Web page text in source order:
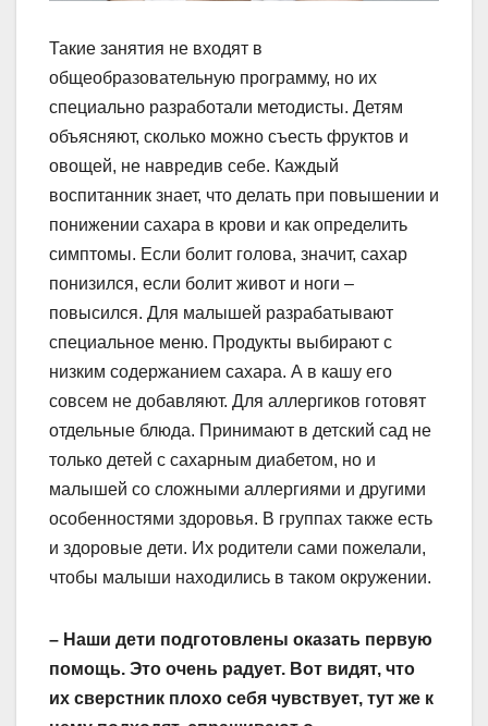
Такие занятия не входят в
общеобразовательную программу, но их
специально разработали методисты. Детям
объясняют, сколько можно съесть фруктов и
овощей, не навредив себе. Каждый
воспитанник знает, что делать при повышении и
понижении сахара в крови и как определить
симптомы. Если болит голова, значит, сахар
понизился, если болит живот и ноги –
повысился. Для малышей разрабатывают
специальное меню. Продукты выбирают с
низким содержанием сахара. А в кашу его
совсем не добавляют. Для аллергиков готовят
отдельные блюда. Принимают в детский сад не
только детей с сахарным диабетом, но и
малышей со сложными аллергиями и другими
особенностями здоровья. В группах также есть
и здоровые дети. Их родители сами пожелали,
чтобы малыши находились в таком окружении.
– Наши дети подготовлены оказать первую
помощь. Это очень радует. Вот видят, что
их сверстник плохо себя чувствует, тут же к